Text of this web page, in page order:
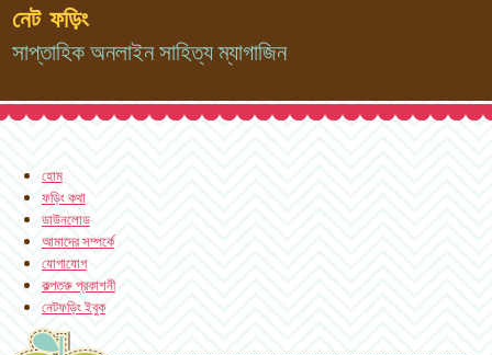
নেট ফড়িং
সাপ্তাহিক অনলাইন সাহিত্য ম্যাগাজিন
হোম
ফড়িং কথা
ডাউনলোড
আমাদের সম্পর্কে
যোগাযোগ
কল্পতরু প্রকাশনী
নেটফড়িং ইবুক